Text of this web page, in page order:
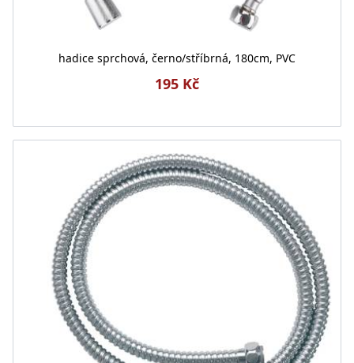
hadice sprchová, černo/stříbrná, 180cm, PVC
195 Kč